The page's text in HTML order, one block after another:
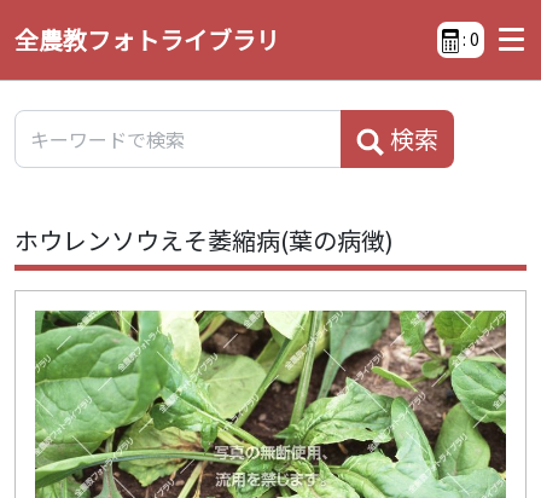
全農教フォトライブラリ : 0
検索
ホウレンソウえそ萎縮病(葉の病徴)